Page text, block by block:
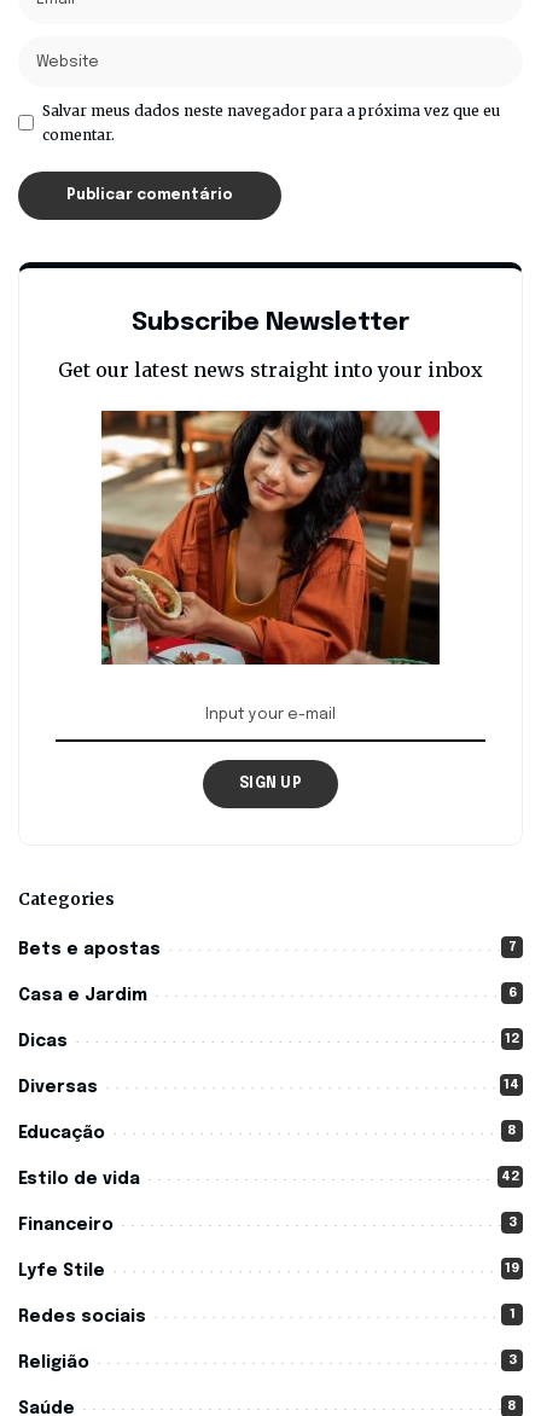
Salvar meus dados neste navegador para a próxima vez que eu
comentar.
Subscribe Newsletter
Get our latest news straight into your inbox
SIGN UP
Categories
Bets e apostas 7
Casa e Jardim 6
Dicas 12
Diversas 14
Educação 8
Estilo de vida 42
Financeiro 3
Lyfe Stile 19
Redes sociais 1
Religião 3
Saúde 8